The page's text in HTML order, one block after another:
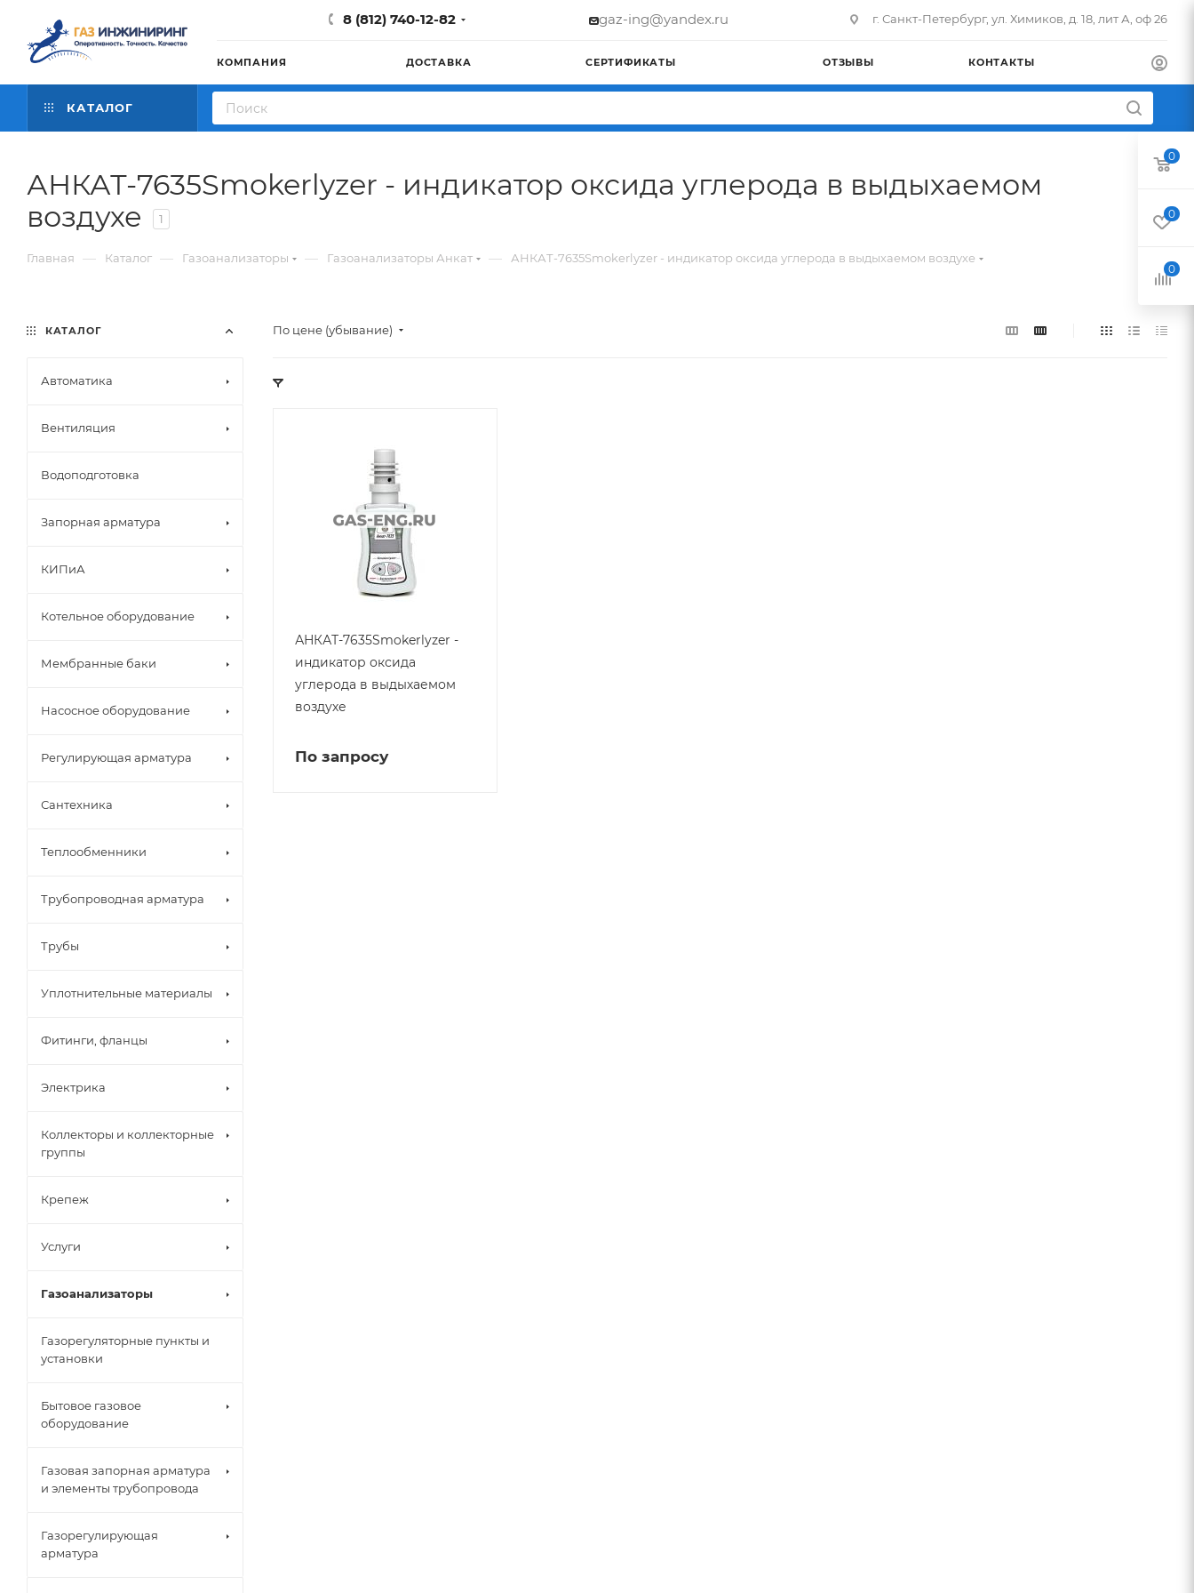
8 (812) 740-12-82 gaz-ing@yandex.ru г. Санкт-Петербург, ул. Химиков, д. 18, лит А, оф 26
КОМПАНИЯ ДОСТАВКА СЕРТИФИКАТЫ ОТЗЫВЫ КОНТАКТЫ
КАТАЛОГ
АНКАТ-7635Smokerlyzer - индикатор оксида углерода в выдыхаемом
воздухе
1
Главная — Каталог — Газоанализаторы — Газоанализаторы Анкат — АНКАТ-7635Smokerlyzer - индикатор оксида углерода в выдыхаемом воздухе
По цене (убывание)
АНКАТ-7635Smokerlyzer -
индикатор оксида
углерода в выдыхаемом
воздухе
По запросу
КАТАЛОГ
Автоматика
Вентиляция
Водоподготовка
Запорная арматура
КИПиА
Котельное оборудование
Мембранные баки
Насосное оборудование
Регулирующая арматура
Сантехника
Теплообменники
Трубопроводная арматура
Трубы
Уплотнительные материалы
Фитинги, фланцы
Электрика
Коллекторы и коллекторные
группы
Крепеж
Услуги
Газоанализаторы
Газорегуляторные пункты и
установки
Бытовое газовое
оборудование
Газовая запорная арматура
и элементы трубопровода
Газорегулирующая
арматура
0
0
0